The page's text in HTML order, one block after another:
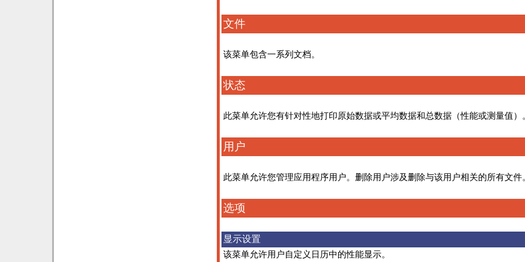
文件
该菜单包含一系列文档。
状态
此菜单允许您有针对性地打印原始数据或平均数据和总数据（性能或测量值）
用户
此菜单允许您管理应用程序用户。删除用户涉及删除与该用户相关的所有文件
选项
显示设置
该菜单允许用户自定义日历中的性能显示。